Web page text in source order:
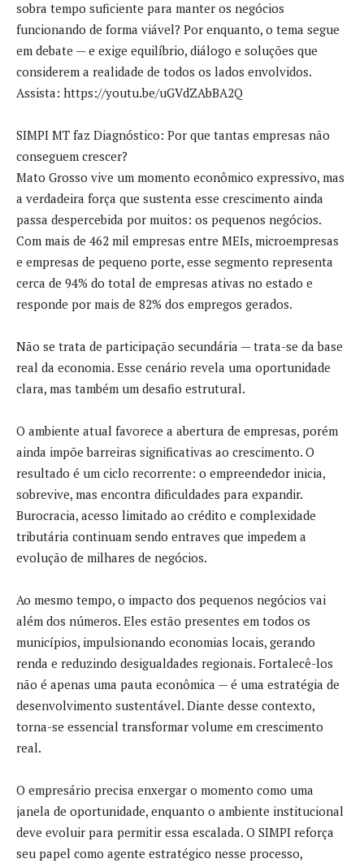
sobra tempo suficiente para manter os negócios
funcionando de forma viável? Por enquanto, o tema segue
em debate — e exige equilíbrio, diálogo e soluções que
considerem a realidade de todos os lados envolvidos.
Assista: https://youtu.be/uGVdZAbBA2Q
SIMPI MT faz Diagnóstico: Por que tantas empresas não
conseguem crescer?
Mato Grosso vive um momento econômico expressivo, mas
a verdadeira força que sustenta esse crescimento ainda
passa despercebida por muitos: os pequenos negócios.
Com mais de 462 mil empresas entre MEIs, microempresas
e empresas de pequeno porte, esse segmento representa
cerca de 94% do total de empresas ativas no estado e
responde por mais de 82% dos empregos gerados.
Não se trata de participação secundária — trata-se da base
real da economia. Esse cenário revela uma oportunidade
clara, mas também um desafio estrutural.
O ambiente atual favorece a abertura de empresas, porém
ainda impõe barreiras significativas ao crescimento. O
resultado é um ciclo recorrente: o empreendedor inicia,
sobrevive, mas encontra dificuldades para expandir.
Burocracia, acesso limitado ao crédito e complexidade
tributária continuam sendo entraves que impedem a
evolução de milhares de negócios.
Ao mesmo tempo, o impacto dos pequenos negócios vai
além dos números. Eles estão presentes em todos os
municípios, impulsionando economias locais, gerando
renda e reduzindo desigualdades regionais. Fortalecê-los
não é apenas uma pauta econômica — é uma estratégia de
desenvolvimento sustentável. Diante desse contexto,
torna-se essencial transformar volume em crescimento
real.
O empresário precisa enxergar o momento como uma
janela de oportunidade, enquanto o ambiente institucional
deve evoluir para permitir essa escalada. O SIMPI reforça
seu papel como agente estratégico nesse processo,